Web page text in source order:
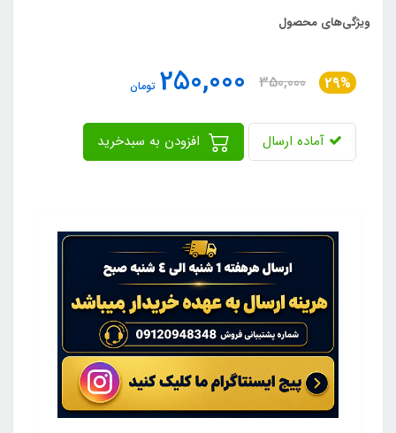
ویژگی‌های محصول
29%
350,000
250,000 تومان
آماده ارسال